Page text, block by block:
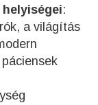
:
a világítás